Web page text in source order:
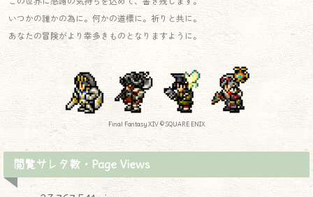
いつかの誰かの為に。何かの道標に。祈りと共に。
あなたの冒険がより幸多きものとなりますように。
Final Fantasy XIV © SQUARE ENIX
閲覧サレタ数・Page Views